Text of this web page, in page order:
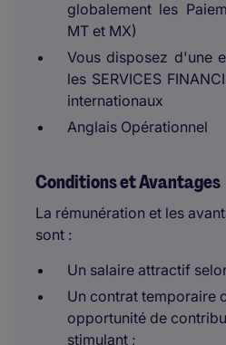
globalement les
MT et MX)
Vous disposez d'une
les SERVICES
internationaux
Anglais Opérationnel
Conditions et Avantages
La rémunération et les
sont :
Un salaire attractif
Un contrat temporaire
opportunité de
stimulant ;